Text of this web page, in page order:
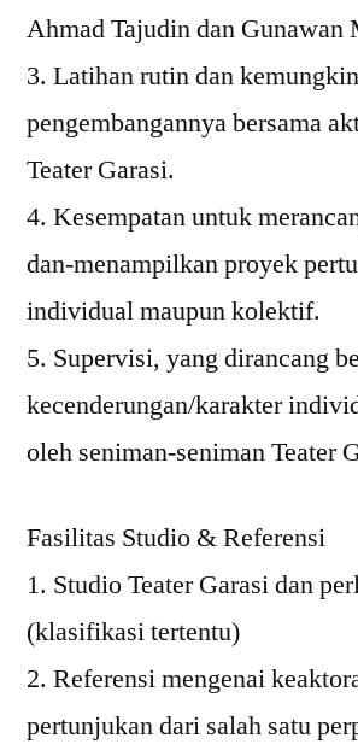
Ahmad Tajudin dan Gunawan
3. Latihan rutin dan
pengembangannya bersama
Teater Garasi.
4. Kesempatan untuk
dan-menampilkan proyek
individual maupun kolektif.
5. Supervisi, yang dirancang
kecenderungan/karakter
oleh seniman-seniman Teater
Fasilitas Studio & Referensi
1. Studio Teater Garasi dan
(klasifikasi tertentu)
2. Referensi mengenai
pertunjukan dari salah satu